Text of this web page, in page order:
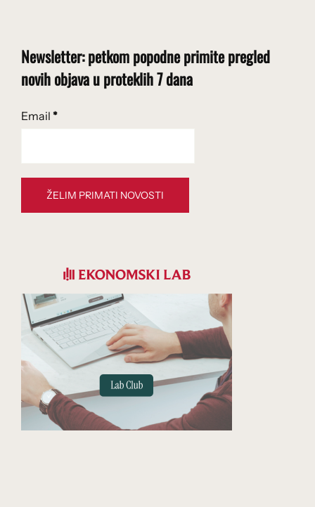
Newsletter: petkom popodne primite pregled
novih objava u proteklih 7 dana
Email *